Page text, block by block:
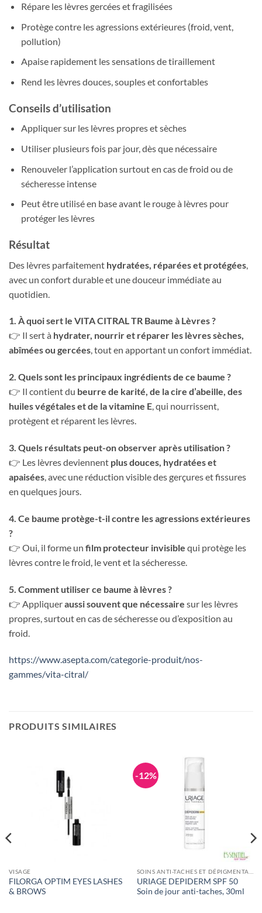
Répare les lèvres gercées et fragilisées
Protège contre les agressions extérieures (froid, vent,
pollution)
Apaise rapidement les sensations de tiraillement
Rend les lèvres douces, souples et confortables
Conseils d’utilisation
Appliquer sur les lèvres propres et sèches
Utiliser plusieurs fois par jour, dès que nécessaire
Renouveler l’application surtout en cas de froid ou de
sécheresse intense
Peut être utilisé en base avant le rouge à lèvres pour
protéger les lèvres
Résultat
Des lèvres parfaitement hydratées, réparées et protégées
avec un confort durable et une douceur immédiate au
quotidien.
1. À quoi sert le VITA CITRAL TR Baume à Lèvres ?
👉 Il sert à hydrater, nourrir et réparer les lèvres sèches,
abîmées ou gercées, tout en apportant un confort immédiat.
2. Quels sont les principaux ingrédients de ce baume ?
👉 Il contient du beurre de karité, de la cire d’abeille, des
huiles végétales et de la vitamine E, qui nourrissent,
protègent et réparent les lèvres.
3. Quels résultats peut-on observer après utilisation ?
👉 Les lèvres deviennent plus douces, hydratées et
apaisées, avec une réduction visible des gerçures et fissures
en quelques jours.
4. Ce baume protège-t-il contre les agressions extérieures
?
👉 Oui, il forme un film protecteur invisible qui protège les
lèvres contre le froid, le vent et la sécheresse.
5. Comment utiliser ce baume à lèvres ?
👉 Appliqueraussi souvent que nécessaire sur les lèvres
propres, surtout en cas de sécheresse ou d’exposition au
froid.
https://www.asepta.com/categorie-produit/nos-
gammes/vita-citral/
PRODUITS SIMILAIRES
VISAGE
FILORGA OPTIM EYES LASHES
& BROWS
-12%
URIAGE DEPIDERM SPF 50
Soin de jour anti-taches, 30ml